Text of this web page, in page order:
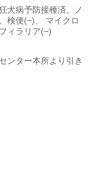
犬病予防接種済、ノ
検便(−)、 マイクロ
ィラリア(−)
ンター本所より引き